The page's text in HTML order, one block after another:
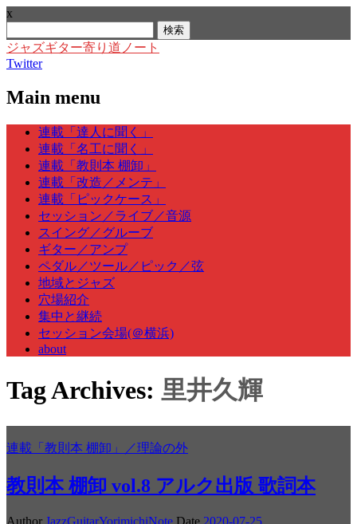
x
索:
ジャズギター寄り道ノート
Twitter
Main menu
Skip
content
連載「達人に聞く」
連載「名工に聞く」
連載「教則本 棚卸」
連載「改造／メンテ」
連載「ピックケース」
セッション／ライブ／音源
スイング／グルーブ
ギター／アンプ
ペダル／ツール／ピック／弦
地域とジャズ
穴場紹介
集中と継続
セッション会場(＠横浜)
about
Tag Archives: 里井久輝
連載「教則本 棚卸」／理論の外
教則本 棚卸 vol.8 アルク出版 歌詞本
Author JazzGuitarYorimichiNote Date 2020-07-25